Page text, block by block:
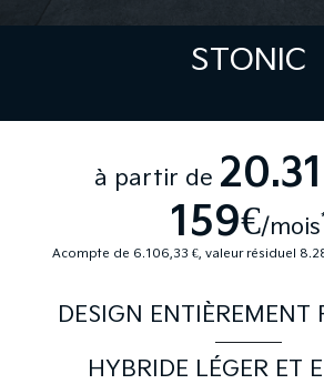
STONIC
à partir de
159€/mois
Acompte de 6.106,33 €, valeur résiduel
DESIGN ENTIÈREMENT
HYBRIDE LÉGER ET